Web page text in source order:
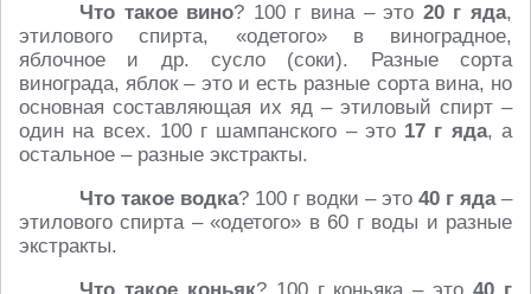
Что такое вино? 100 г вина – это 20 г яда,
этилового спирта, «одетого» в виноградное,
яблочное и др. сусло (соки). Разные сорта
винограда, яблок – это и есть разные сорта вина, но
основная составляющая их яд – этиловый спирт –
один на всех. 100 г шампанского – это 17 г яда, а
остальное – разные экстракты.
Что такое водка? 100 г водки – это 40 г яда–
этилового спирта – «одетого» в 60 г воды и разные
экстракты.